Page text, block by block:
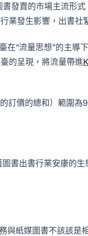
發賣的市場主流形式
業發生影響，出書社
“流量思想”的主導
的呈現，將流量帶進
訂價的總和）範圍
圖書出書行業安康的
與紙媒圖書不該該是